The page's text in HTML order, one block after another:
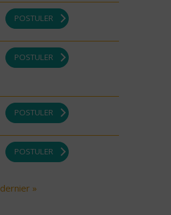
POSTULER
POSTULER
POSTULER
POSTULER
dernier »